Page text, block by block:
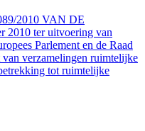
2010 VAN DE
2010 ter uitvoering van
Parlement en de Raad
verzamelingen ruimtelijke
tot ruimtelijke